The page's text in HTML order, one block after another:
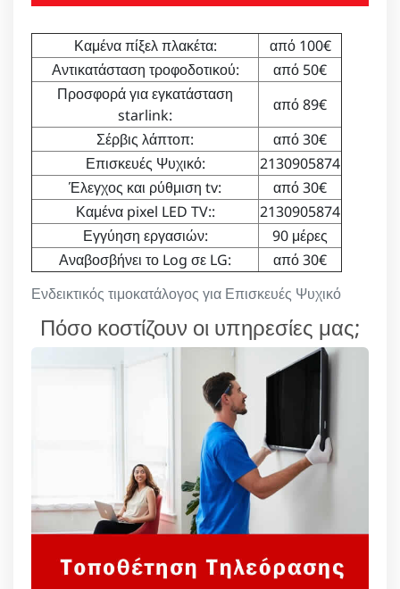
Ενδεικτικός τιμοκατάλογος για Επισκευές Ψυχικό
Καμένα πίξελ πλακέτα:
από 100€
Αντικατάσταση τροφοδοτικού:
από 50€
Προσφορά για εγκατάσταση
starlink:
από 89€
Σέρβις λάπτοπ:
από 30€
Επισκευές Ψυχικό:
2130905874
Έλεγχος και ρύθμιση tv:
από 30€
Καμένα pixel LED TV::
2130905874
Εγγύηση εργασιών:
90 μέρες
Αναβοσβήνει το Log σε LG:
από 30€
Πόσο κοστίζουν οι υπηρεσίες μας;